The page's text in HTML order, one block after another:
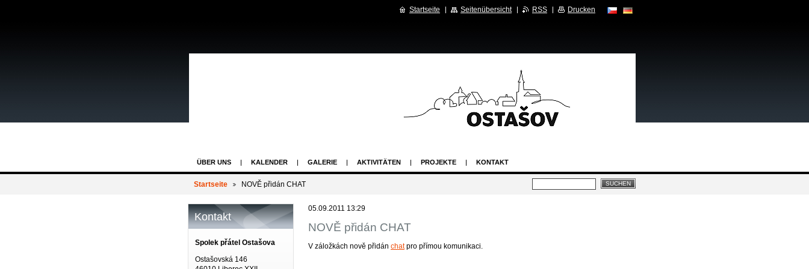
ÜBER UNS KALENDER GALERIE AKTIVITÄTEN PROJEKTE KONTAKT
Startseite NOVĚ přidán CHAT
05.09.2011 13:29
NOVĚ přidán CHAT
V záložkách nově přidán chatpro přímou komunikaci.
Kontakt
Spolek přátel Ostašova
Ostašovská 146
Startseite Seitenübersicht RSS Drucken